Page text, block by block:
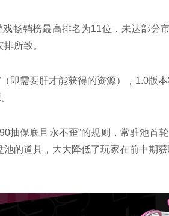
畅销榜最高排名为11位，未达部分
所致。
即需要肝才能获得的资源），1.0版本
抽保底且永不歪”的规则，常驻池首
的道具，大大降低了玩家在前中期